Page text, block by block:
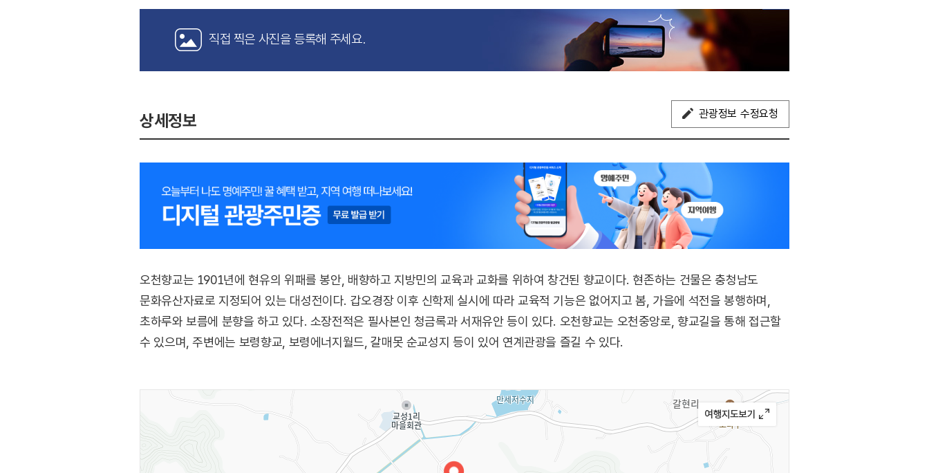
직접 찍은 사진을 등록해 주세요.
상세정보 관광정보 수정요청
오천향교는 1901년에 현유의 위패를 봉안, 배향하고 지방민의 교육과 교화를 위하여 창건된 향교이다. 현존하는 건물은 충청남도
문화유산자료로 지정되어 있는 대성전이다. 갑오경장 이후 신학제 실시에 따라 교육적 기능은 없어지고 봄, 가을에 석전을 봉행하며,
초하루와 보름에 분향을 하고 있다. 소장전적은 필사본인 청금록과 서재유안 등이 있다. 오천향교는 오천중앙로, 향교길을 통해 접근할
수 있으며, 주변에는 보령향교, 보령에너지월드, 갈매못 순교성지 등이 있어 연계관광을 즐길 수 있다.